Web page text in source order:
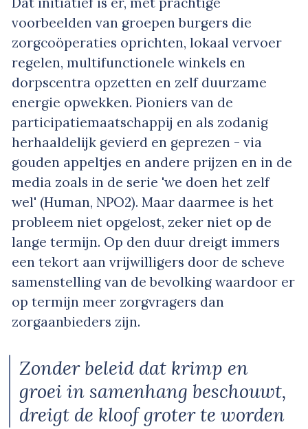
voorbeelden van groepen burgers die
zorgcoöperaties oprichten, lokaal vervoer
regelen, multifunctionele winkels en
dorpscentra opzetten en zelf duurzame
energie opwekken. Pioniers van de
participatiemaatschappij en als zodanig
herhaaldelijk gevierd en geprezen - via
gouden appeltjes en andere prijzen en in de
media zoals in de serie 'we doen het zelf
wel' (Human, NPO2). Maar daarmee is het
probleem niet opgelost, zeker niet op de
lange termijn. Op den duur dreigt immers
een tekort aan vrijwilligers door de scheve
samenstelling van de bevolking waardoor er
op termijn meer zorgvragers dan
zorgaanbieders zijn.
Zonder beleid dat krimp en
groei in samenhang beschouwt,
dreigt de kloof groter te worden